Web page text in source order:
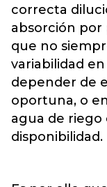
correcta
absorción por
que no
variabilidad
depender de
oportuna, o
agua de riego
disponibilidad.